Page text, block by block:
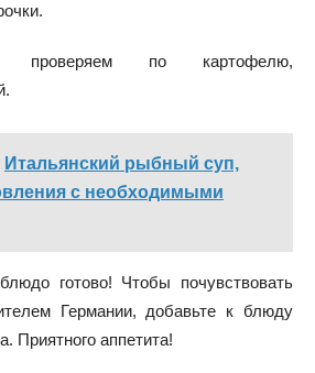
проверяем по картофелю,
Итальянский рыбный суп,
с необходимыми
готово! Чтобы почувствовать
Германии, добавьте к блюду
Приятного аппетита!